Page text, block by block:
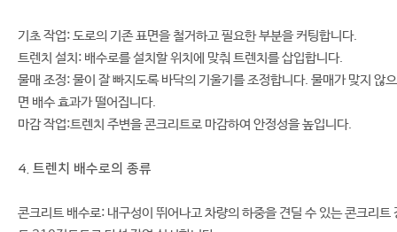
기초 작업: 도로의 기존 표면을 철거하고 필요한 부분을 커팅합니다.
트렌치 설치: 배수로를 설치할 위치에 맞춰 트렌치를 삽입합니다.
물매 조정: 물이 잘 빠지도록 바닥의 기울기를 조정합니다. 물매가 맞지 않으
면 배수 효과가 떨어집니다.
마감 작업:트렌치 주변을 콘크리트로 마감하여 안정성을 높입니다.
4. 트렌치 배수로의 종류
콘크리트 배수로: 내구성이 뛰어나고 차량의 하중을 견딜 수 있는 콘크리트